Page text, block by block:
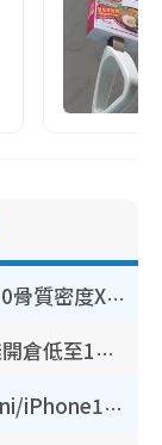
港大推賽馬會強化骨骼計劃！$100骨質密度X光檢查 完成免費運動訓練送超市禮券！附參加資格
開倉優惠 | 尖沙咀海港城名牌波鞋開倉低至1折！On鞋$899起／Joy&Peace鞋履$98起
豐澤優惠勁減低至44折！Mac mini/iPhone17Pro大減價！廚房家電$220起